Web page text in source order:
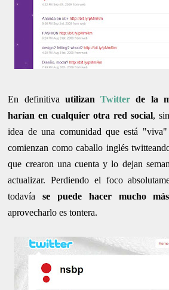
En definitiva utilizanTwitter de la
harían en cualquier otra red social,
idea de una comunidad que está
comienzan como caballo inglés
que crearon una cuenta y lo dejan
actualizar. Perdiendo el foco
todavíase puede hacer mucho más
aprovecharlo es tontera.